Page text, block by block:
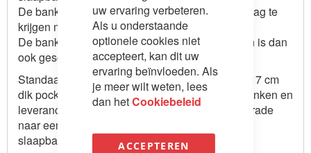
uw ervaring verbeteren.
Als u onderstaande
optionele cookies niet
accepteert, kan dit uw
ervaring beïnvloeden. Als
je meer wilt weten, lees
dan hetCookiebeleid
ACCEPTEREN
De bank bevat schuim in de kussens, op aanvraag te
krijgen met dons in de toplaag (meerprijs).
De bank is gemaakt van een zeer sterk frame en is dan
ook geschikt voor dagelijks gebruik.
Standaard leveren we dit model met een 16 tot 17 cm
dik pocketveringmatras. Bij veel andere slaapbanken en
leveranciers betaalt u een toeslag voor een upgrade
naar een luxe pocketvering matras, maar bij de
slaapbank Supreme is dit standaard.